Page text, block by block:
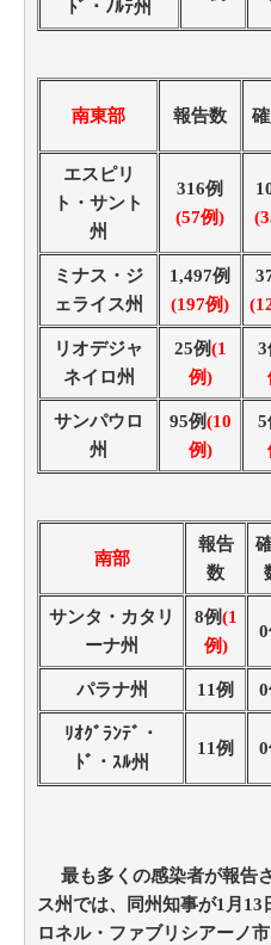
ﾄﾞ・ﾉﾙﾃ州
南東部 報告数
エスピリ
ト・サント
州
316例
(57例)
ミナス・ジ
ェライス州
1,497例
(197例)
リオデジャ
ネイロ州
25例(1
例)
3
サンパウロ
州
95例(10
例)
5
南部
報告
数
サンタ・カタリ
ーナ州
8例(1
例)
0
パラナ州 11例 0
ﾘｵｸﾞﾗﾝﾃﾞ・
ﾄﾞ・ｽﾙ州
11例 0
最も多くの感染者が報告
ス州では、同州知事が1月
ロネル・ファブリシアーノ